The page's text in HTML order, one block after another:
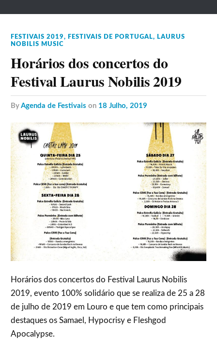
FESTIVAIS 2019, FESTIVAIS DE PORTUGAL,
LAURUS
NOBILIS MUSIC
Horários dos concertos do
Festival Laurus Nobilis 2019
byAgenda de Festivais on 18 Julho, 2019
Horários dos concertos do Festival Laurus Nobilis
2019, evento 100% solidário que se realiza de 25 a 28
de julho de 2019 em Louro e que tem como principais
destaques os Samael, Hypocrisy e Fleshgod
Apocalypse.